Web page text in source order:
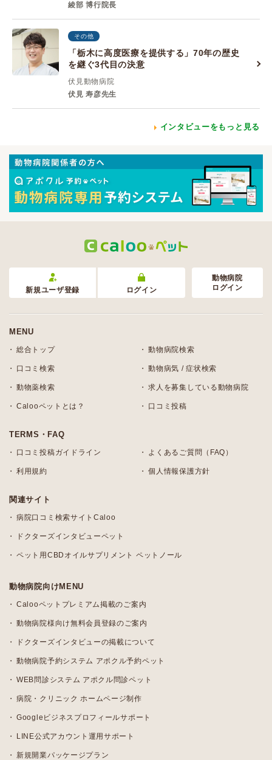
綾部 博行院長
その他
「栃木に高度医療を提供する」70年の歴史
を継ぐ3代目の決意
伏見動物病院
伏見 寿彦先生
インタビューをもっと見る
新規ユーザ登録 ログイン
動物病院
ログイン
MENU
総合トップ 動物病院検索
口コミ検索 動物病気 / 症状検索
動物薬検索 求人を募集している動物病院
Calooペットとは？ 口コミ投稿
TERMS・FAQ
口コミ投稿ガイドライン よくあるご質問（FAQ）
利用規約 個人情報保護方針
関連サイト
病院口コミ検索サイトCaloo
ドクターズインタビューペット
ペット用CBDオイルサプリメント ペットノール
動物病院向けMENU
Calooペットプレミアム掲載のご案内
動物病院様向け無料会員登録のご案内
ドクターズインタビューの掲載について
動物病院予約システム アポクル予約ペット
WEB問診システム アポクル問診ペット
病院・クリニック ホームページ制作
Googleビジネスプロフィールサポート
LINE公式アカウント運用サポート
新規開業パッケージプラン